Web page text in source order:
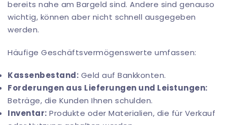
bereits nahe am Bargeld sind. Andere sind genauso
wichtig, können aber nicht schnell ausgegeben
werden.
Häufige Geschäftsvermögenswerte umfassen:
Kassenbestand: Geld auf Bankkonten.
Forderungen aus Lieferungen und Leistungen:
Beträge, die Kunden Ihnen schulden.
Inventar: Produkte oder Materialien, die für Verkauf